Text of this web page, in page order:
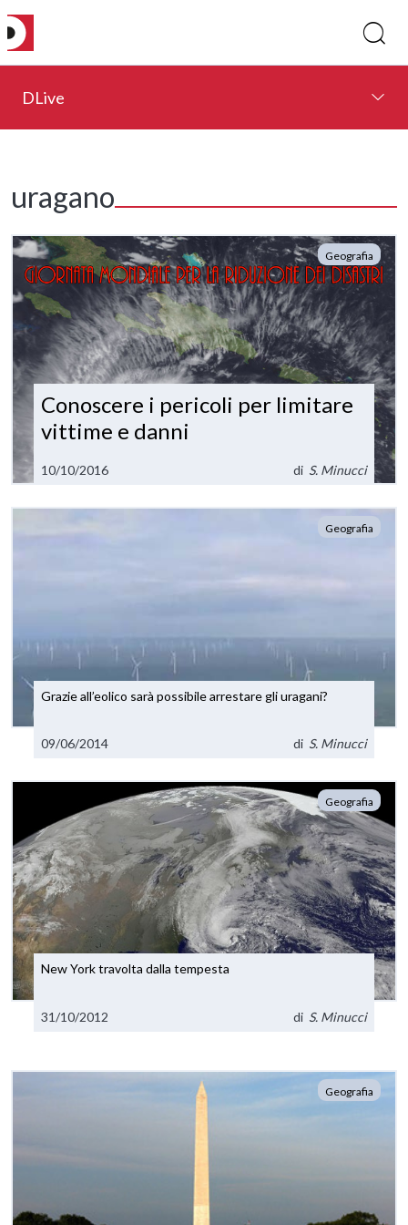
DLive
uragano
Geografia
Conoscere i pericoli per limitare
vittime e danni
10/10/2016 di S. Minucci
Geografia
Grazie all’eolico sarà possibile arrestare gli uragani?
09/06/2014 di S. Minucci
Geografia
New York travolta dalla tempesta
31/10/2012 di S. Minucci
Geografia